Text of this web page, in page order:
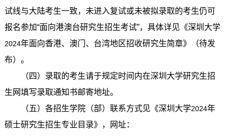
试线与大陆考生一致，未进入复试或未被拟录取的考生仍可
报名参加“面向港澳台研究生招生考试”，具体详见《深圳大学
2024年面向香港、澳门、台湾地区招收研究生简章》（待发
布）。
（四）录取的考生请于规定时间内在深圳大学研究生招
生网填写录取通知书邮寄地址。
（五）各招生学院（部）联系方式见《深圳大学2024年
硕士研究生招生专业目录》，网址：